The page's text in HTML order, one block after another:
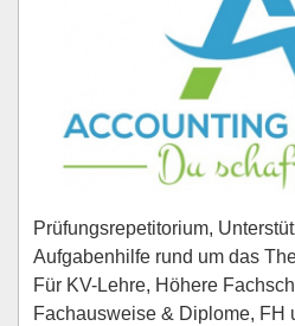
Prüfungsrepetitorium,
Aufgabenhilfe rund um das
Für KV-Lehre, Höhere
Fachausweise & Diplome, FH